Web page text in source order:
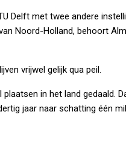
Delft met twee andere
Noord-Holland, behoort
vrijwel gelijk qua peil.
in het land gedaald.
jaar naar schatting één